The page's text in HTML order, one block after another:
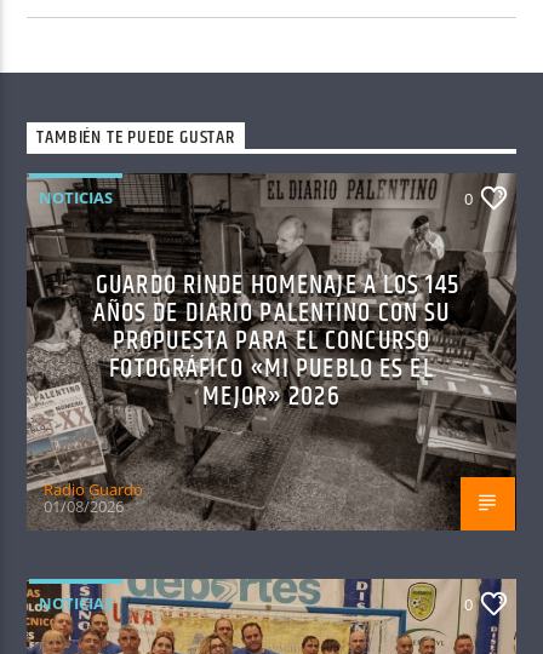
TAMBIÉN TE PUEDE GUSTAR
NOTICIAS 0
GUARDO RINDE HOMENAJE A LOS 145
AÑOS DE DIARIO PALENTINO CON SU
PROPUESTA PARA EL CONCURSO
FOTOGRÁFICO «MI PUEBLO ES EL
MEJOR» 2026
Radio Guardo
01/08/2026
NOTICIAS 0